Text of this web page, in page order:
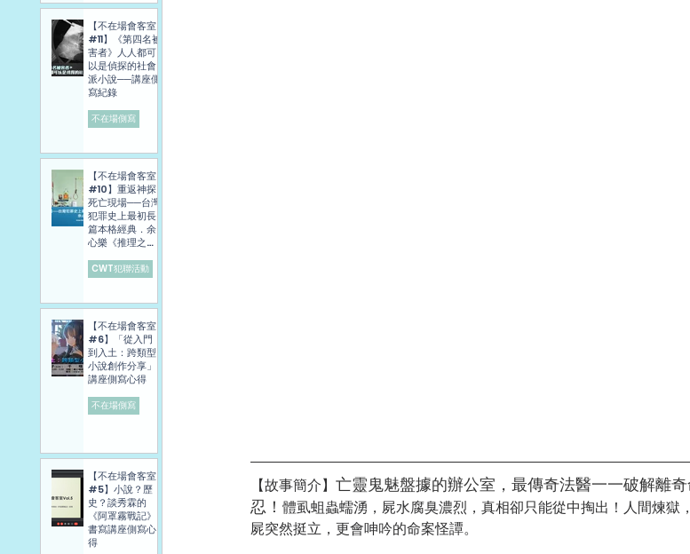
【故事簡介】 亡靈鬼魅盤據的辦公室，最傳奇法醫一一破解離
忍！ 體虱蛆蟲蠕湧，屍水腐臭濃烈，真相卻只能從中掏出！人間煉獄
屍突然挺立，更會呻吟的命案怪譚。
【不在場會客室
#11】《第四名被
害者》人人都可
以是偵探的社會
派小說──講座側
寫紀錄
不在場側寫
【不在場會客室
#10】重返神探
死亡現場──台灣
犯罪史上最初長
篇本格經典．余
心樂《推理之
導
CWT犯聯活動
【不在場會客室
#6】「從入門
到入土：跨類型
小說創作分享」
講座側寫心得
不在場側寫
【不在場會客室
#5】小說？歷
史？談秀霖的
《阿罩霧戰記》
書寫講座側寫心
得